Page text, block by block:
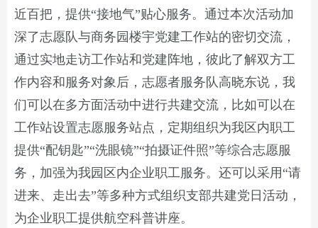
近百把，提供“接地气”贴心服务。通过本次活动加
深了志愿队与商务园楼宇党建工作站的密切交流，
通过实地走访工作站和党建阵地，彼此了解双方工
作内容和服务对象后，志愿者服务队高晓东说，我
们可以在多方面活动中进行共建交流，比如可以在
工作站设置志愿服务站点，定期组织为我区内职工
提供“配钥匙”“洗眼镜”“拍摄证件照”等综合志愿服
务，加强为我园区内企业职工服务。还可以采用“请
进来、走出去”等多种方式组织支部共建党日活动，
为企业职工提供航空科普讲座。